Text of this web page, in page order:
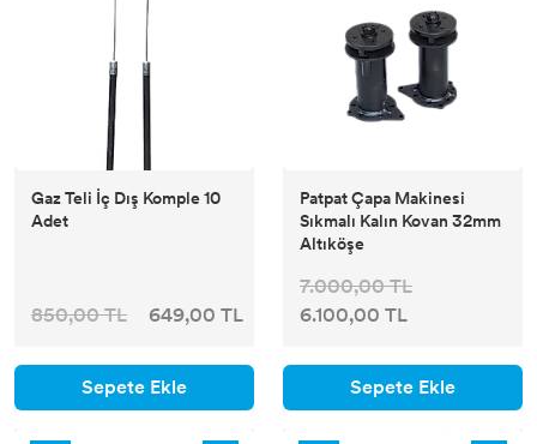
Gaz Teli İç Dış Komple 10
Adet
850,00 TL 649,00 TL
Sepete Ekle
Patpat Çapa Makinesi
Sıkmalı Kalın Kovan 32mm
Altıköşe
7.000,00 TL
6.100,00 TL
Sepete Ekle